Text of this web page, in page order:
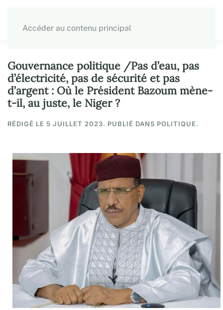
Accéder au contenu principal
Gouvernance politique /Pas d’eau, pas
d’électricité, pas de sécurité et pas
d’argent : Où le Président Bazoum mène-
t-il, au juste, le Niger ?
RÉDIGÉ LE 5 JUILLET 2023. PUBLIÉ DANS POLITIQUE.